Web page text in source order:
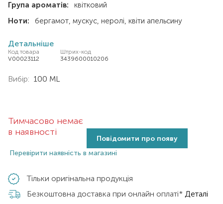
Група ароматів:
квітковий
Ноти:
бергамот мускус неролі квіти апельсину
Детальніше
Код товара
V00023112
Штрих-код
3439600010206
Вибір: 100 ML
Тимчасово немає
в наявності
Повідомити про появу
Перевірити наявність в магазині
Тільки оригінальна продукція
Безкоштовна доставка при онлайн оплаті* Деталі